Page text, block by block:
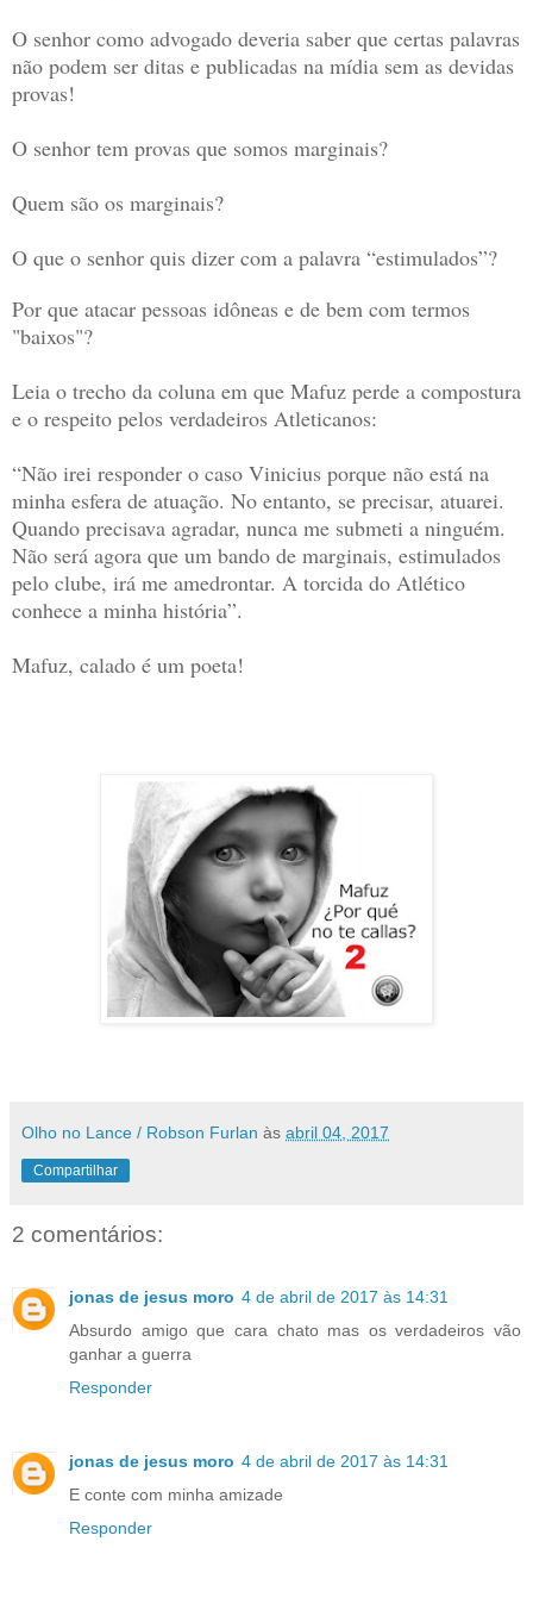
O senhor como advogado deveria saber que certas palavras
não podem ser ditas e publicadas na mídia sem as devidas
provas!
O senhor tem provas que somos marginais?
Quem são os marginais?
O que o senhor quis dizer com a palavra “estimulados”?
Por que atacar pessoas idôneas e de bem com termos
"baixos"?
Leia o trecho da coluna em que Mafuz perde a compostura
e o respeito pelos verdadeiros Atleticanos:
“Não irei responder o caso Vinicius porque não está na
minha esfera de atuação. No entanto, se precisar, atuarei.
Quando precisava agradar, nunca me submeti a ninguém.
Não será agora que um bando de marginais, estimulados
pelo clube, irá me amedrontar. A torcida do Atlético
conhece a minha história”.
Mafuz, calado é um poeta!
Olho no Lance / Robson Furlan às abril 04, 2017
Compartilhar
2 comentários:
jonas de jesus moro 4 de abril de 2017 às 14:31
Absurdo amigo que cara chato mas os verdadeiros vão
ganhar a guerra
Responder
jonas de jesus moro 4 de abril de 2017 às 14:31
E conte com minha amizade
Responder